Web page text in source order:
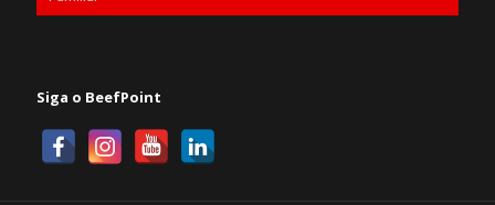
Siga o BeefPoint